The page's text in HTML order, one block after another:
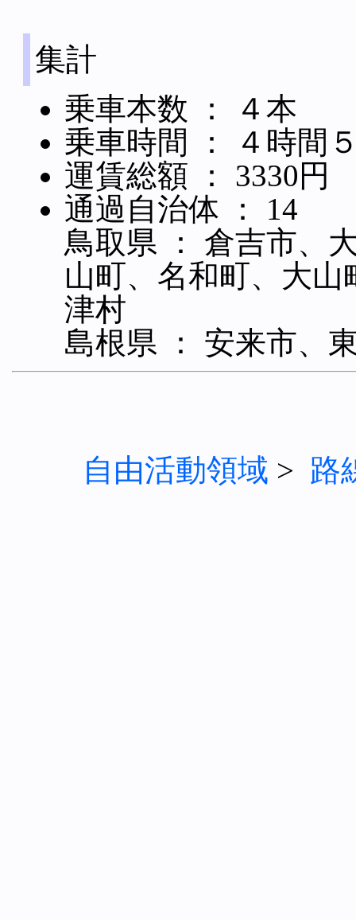
集計
乗車本数 ： ４本
乗車時間 ： ４時間
運賃総額 ： 3330円
通過自治体 ： 14
鳥取県 ： 倉吉市、
山町、名和町、大
津村
島根県 ： 安来市、
自由活動領域 > 路